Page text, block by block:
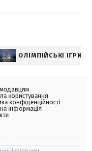
ОЛІМПІЙСЬКІ ІГРИ
користування
конфіденційності
інформація